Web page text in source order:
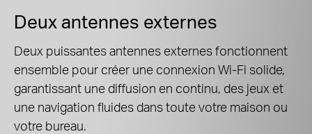
Deux antennes externes
Deux puissantes antennes externes fonctionnent
ensemble pour créer une connexion Wi-Fi solide,
garantissant une diffusion en continu, des jeux et
une navigation fluides dans toute votre maison ou
votre bureau.